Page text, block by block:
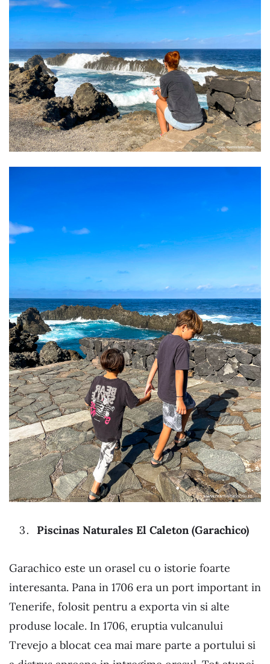
Piscinas Naturales El Caleton (Garachico)
Garachico este un orasel cu o istorie foarte
interesanta. Pana in 1706 era un port important in
Tenerife, folosit pentru a exporta vin si alte
produse locale. In 1706, eruptia vulcanului
Trevejo a blocat cea mai mare parte a portului si